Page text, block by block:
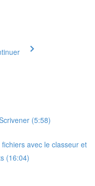
(5:58)
avec le classeur et
(16:04)